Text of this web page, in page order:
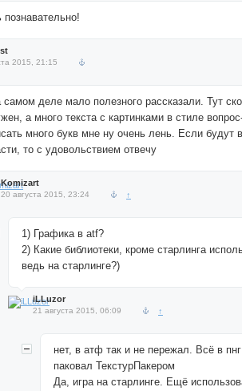
познавательно!
2015, 21:15
самом деле мало полезного рассказали. Тут
а много текста с картинками в стиле
много букв мне ну очень лень. Если будут
то с удовольствием отвечу
Komizart
20 августа 2015, 23:24 ↑
1) Графика в atf?
2) Какие библиотеки, кроме старлинга
ведь на старлинге?)
iLLuzor
21 августа 2015, 06:09 ↑
нет, в атф так и не пережал. Всё в
паковал ТекстурПакером
Да, игра на старлинге. Ещё